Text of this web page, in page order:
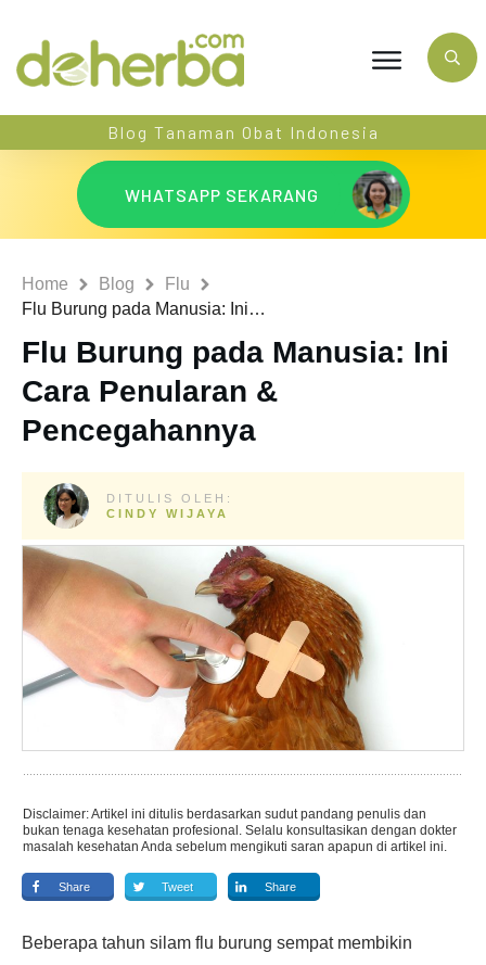
Blog Tanaman Obat Indonesia
WHATSAPP SEKARANG
Home Blog
Flu
Flu Burung pada Manusia: Ini Cara Penularan & Pencegahannya
Flu Burung pada Manusia: Ini
Cara Penularan &
Pencegahannya
DITULIS OLEH:
CINDY WIJAYA
Disclaimer: Artikel ini ditulis berdasarkan sudut pandang penulis dan
bukan tenaga kesehatan profesional. Selalu konsultasikan dengan dokter
masalah kesehatan Anda sebelum mengikuti saran apapun di artikel ini.
Share Tweet Share
Beberapa tahun silam flu burung sempat membikin